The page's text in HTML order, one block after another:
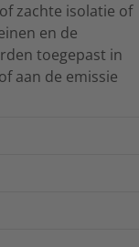
zachte isolatie of
en de
toegepast in
aan de emissie